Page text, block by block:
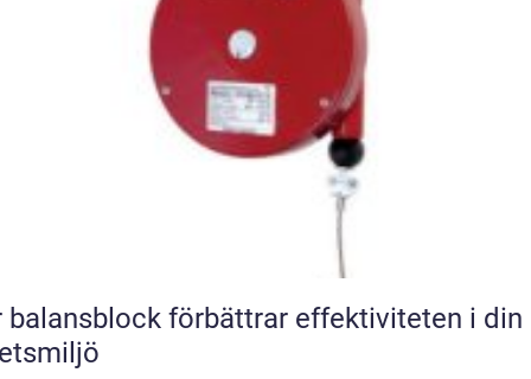
balansblock förbättrar effektiviteten i din